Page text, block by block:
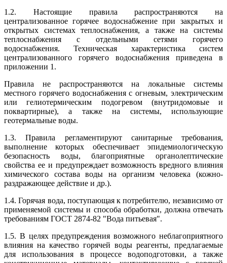
1.2. Настоящие правила распространяются на
централизованное горячее водоснабжение при закрытых и
открытых системах теплоснабжения, а также на системы
теплоснабжения с отдельными сетями горячего
водоснабжения. Техническая характеристика систем
централизованного горячего водоснабжения приведена в
приложении 1.
Правила не распространяются на локальные системы
местного горячего водоснабжения с огневым, электрическим
или гелиотермическим подогревом (внутридомовые и
поквартирные), а также на системы, использующие
геотермальные воды.
1.3. Правила регламентируют санитарные требования,
выполнение которых обеспечивает эпидемиологическую
безопасность воды, благоприятные органолептические
свойства ее и предупреждает возможность вредного влияния
химического состава воды на организм человека (кожно-
раздражающее действие и др.).
1.4. Горячая вода, поступающая к потребителю, независимо от
применяемой системы и способа обработки, должна отвечать
требованиям ГОСТ 2874-82 "Вода питьевая".
1.5. В целях предупреждения возможного неблагоприятного
влияния на качество горячей воды реагенты, предлагаемые
для использования в процессе водоподготовки, а также